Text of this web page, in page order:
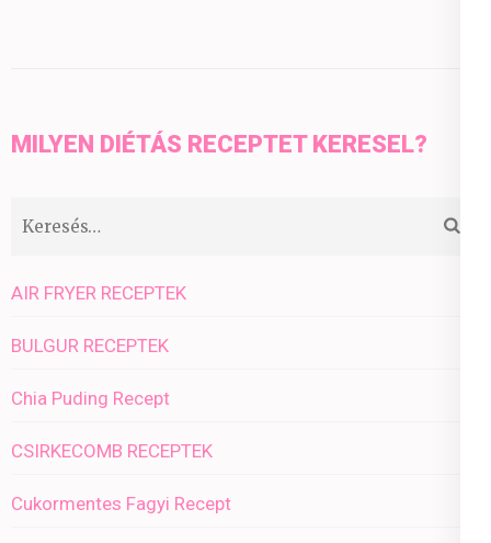
MILYEN DIÉTÁS RECEPTET KERESEL?
Keresés:
AIR FRYER RECEPTEK
BULGUR RECEPTEK
Chia Puding Recept
CSIRKECOMB RECEPTEK
Cukormentes Fagyi Recept